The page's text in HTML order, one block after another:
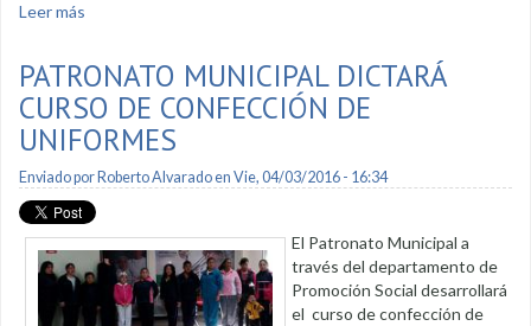
Leer más
PATRONATO MUNICIPAL DICTARÁ
CURSO DE CONFECCIÓN DE
UNIFORMES
Enviado por Roberto Alvaradoen Vie, 04/03/2016 - 16:34
El Patronato Municipal a
través del departamento de
Promoción Social desarrollará
el curso de confección de